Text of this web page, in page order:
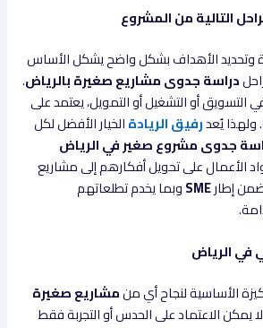
التالية من المشروع
وتحديد الأهداف بشكل واضح يشكل الأساس
دراسة جدوى مشاريع صغيرة بالرياض.
التسويق أو التشغيل أو التمويل، يعتمد على
يُعدرفيق الريادةالخيار الأفضل لكل
جدوى مشروع صغير في الرياض
الأعمال على تحويل أفكارهم إلى مشاريع
إطارSMEوبما يخدم تطلعاتهم
في الرياض
الأساسية لنجاح أي منمشاريع صغيرة
يمكن الاعتماد على الحدس أو التجربة فقط